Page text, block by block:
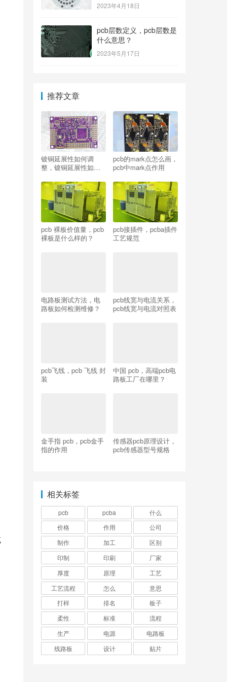
2023年4月18日
pcb层数定义，pcb层数是
什么意思？
2023年5月17日
推荐文章
镀铜延展性如何调
整，镀铜延展性如何
pcb的mark点怎么画，
pcb中mark点作用
pcb 裸板价值量，pcb
裸板是什么样的？
pcb接插件，pcba插件
工艺规范
电路板测试方法，电
路板如何检测维修？
pcb线宽与电流关系，
pcb线宽与电流对照表
pcb飞线，pcb 飞线 封
装
中国 pcb，高端pcb电
路板工厂在哪里？
金手指 pcb，pcb金手
指的作用
传感器pcb原理设计，
pcb传感器型号规格
相关标签
pcb pcba
什么
价格
作用
公司
制作
加工
区别
印制
印刷
厂家
厚度
原理
工艺
工艺流程
怎么
意思
打样
排名
板子
柔性
标准
流程
生产
电源
电路板
线路板
设计 贴片